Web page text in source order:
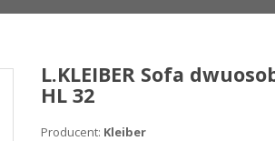
L.KLEIBER Sofa
HL 32
Producent: Kleiber